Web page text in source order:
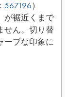
567196）
が裾近くまで
せん。切り替
ープな印象に